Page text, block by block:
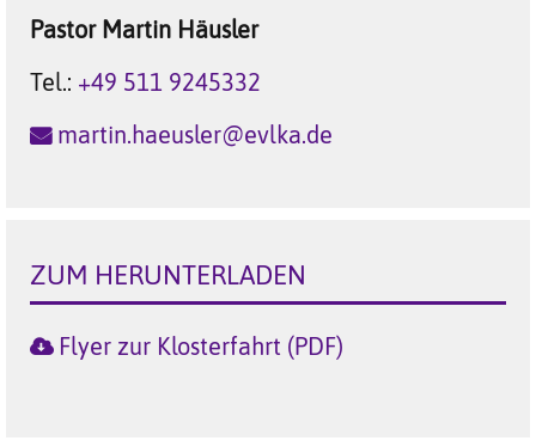
Pastor Martin Häusler
Tel.: +49 511 9245332
martin.haeusler@evlka.de
ZUM HERUNTERLADEN
Flyer zur Klosterfahrt (PDF)